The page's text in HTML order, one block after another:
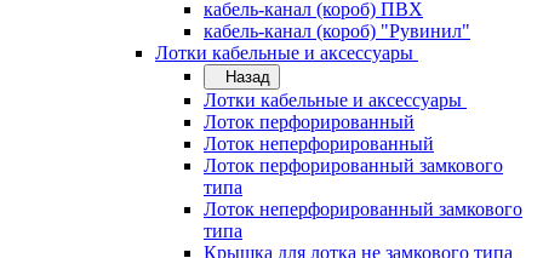
кабель-канал (короб) ПВХ
кабель-канал (короб) "Рувинил"
Лотки кабельные и аксессуары
Назад
Лотки кабельные и аксессуары
Лоток перфорированный
Лоток неперфорированный
Лоток перфорированный замкового
типа
Лоток неперфорированный замкового
типа
Крышка для лотка не замкового типа